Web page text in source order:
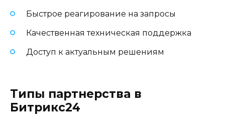
Быстрое реагирование на запросы
Качественная техническая поддержка
Доступ к актуальным решениям
Типы партнерства в
Битрикс24